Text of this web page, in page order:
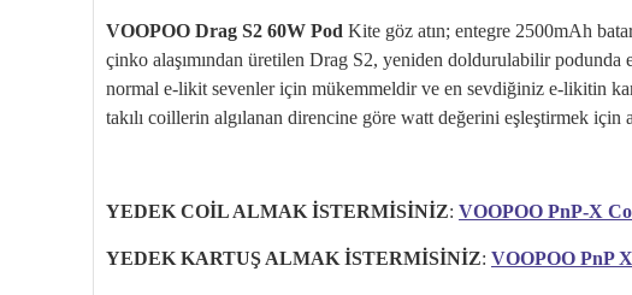
VOOPOO Drag S2 60W Pod Kite göz atın; entegre 2500mAh
çinko alaşımından üretilen Drag S2, yeniden doldurulabilir podunda
normal e-likit sevenler için mükemmeldir ve en sevdiğiniz e-likitin
takılı coillerin algılanan direncine göre watt değerini eşleştirmek için
YEDEK COİL ALMAK İSTERMİSİNİZ: VOOPOO PnP-X
YEDEK KARTUŞ ALMAK İSTERMİSİNİZ: VOOPOO PnP